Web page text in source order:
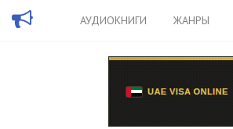
АУДИОКНИГИ ЖАНРЫ